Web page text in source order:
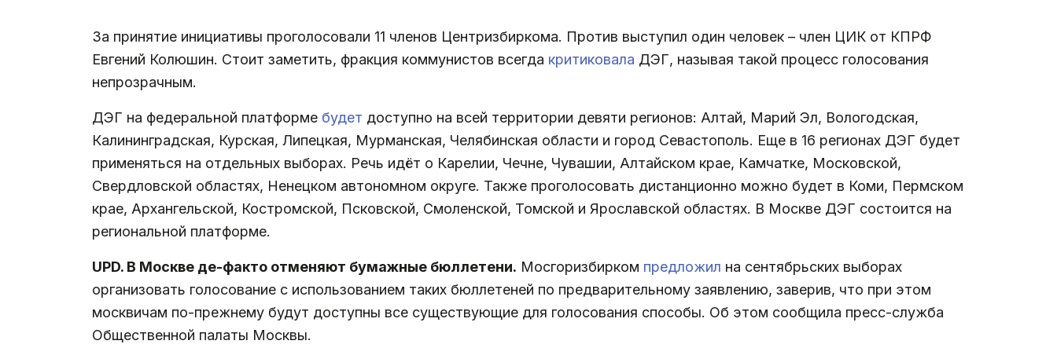
За принятие инициативы проголосовали 11 членов Центризбиркома. Против выступил один человек – член ЦИК от КПРФ
Евгений Колюшин. Стоит заметить, фракция коммунистов всегда критиковала ДЭГ, называя такой процесс голосования
непрозрачным.
ДЭГ на федеральной платформе будет доступно на всей территории девяти регионов: Алтай, Марий Эл, Вологодская,
Калининградская, Курская, Липецкая, Мурманская, Челябинская области и город Севастополь. Еще в 16 регионах ДЭГ будет
применяться на отдельных выборах. Речь идёт о Карелии, Чечне, Чувашии, Алтайском крае, Камчатке, Московской,
Свердловской областях, Ненецком автономном округе. Также проголосовать дистанционно можно будет в Коми, Пермском
крае, Архангельской, Костромской, Псковской, Смоленской, Томской и Ярославской областях. В Москве ДЭГ состоится на
региональной платформе.
UPD. В Москве де-факто отменяют бумажные бюллетени. Мосгоризбирком предложил на сентябрьских выборах
организовать голосование с использованием таких бюллетеней по предварительному заявлению, заверив, что при этом
москвичам по-прежнему будут доступны все существующие для голосования способы. Об этом сообщила пресс-служба
Общественной палаты Москвы.